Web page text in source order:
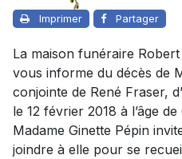
Imprimer Partager
La maison funéraire
vous informe du décès de
conjointe de René Fraser,
le 12 février 2018 à l’âge
Madame Ginette Pépin
joindre à elle pour se